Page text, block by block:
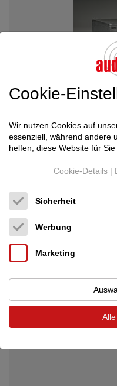
Nagra Professional
Röhren-Vorverstärker
Neupreis: 18.750 €
Cookie-
Wir nutzen Cookies auf
essenziell, während andere
helfen, diese Website für
Cookie-Details |
Sicherheit
Werbung
Marketing